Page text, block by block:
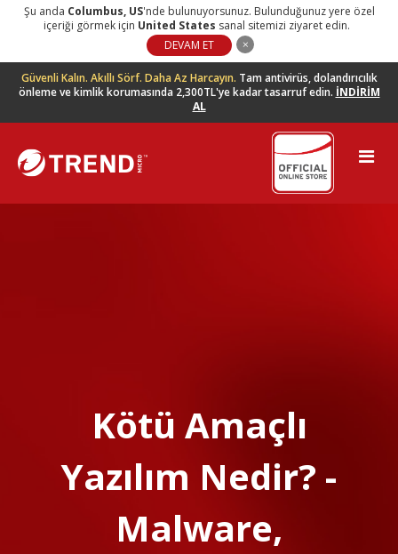
Şu anda Columbus, US'nde bulunuyorsunuz. Bulunduğunuz yere özel
içeriği görmek için United States sanal sitemizi ziyaret edin.
DEVAM ET
Güvenli Kalın. Akıllı Sörf. Daha Az Harcayın. Tam antivirüs, dolandırıcılık
önleme ve kimlik korumasında 2,300TL'ye kadar tasarruf edin. İNDİRİM
AL
Kötü Amaçlı
Yazılım Nedir? -
Malware,